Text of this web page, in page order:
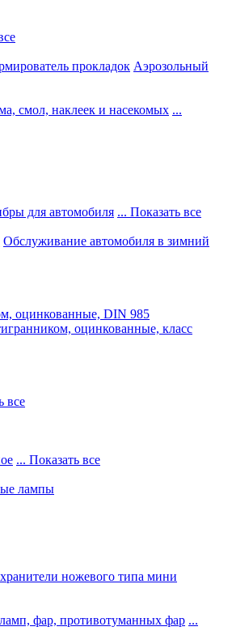
прокладок Аэрозольный
смол, наклеек и насекомых ...
для автомобиля ... Показать все
Обслуживание автомобиля в зимний
оцинкованные, DIN 985
оцинкованные, класс
все
... Показать все
лампы
ножевого типа мини
фар, противотуманных фар ...